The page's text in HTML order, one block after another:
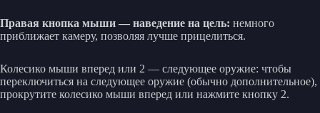
Правая кнопка мыши — наведение на цель: немного
приближает камеру, позволяя лучше прицелиться.
Колесико мыши вперед или 2 — следующее оружие: чтобы
переключиться на следующее оружие (обычно дополнительное),
прокрутите колесико мыши вперед или нажмите кнопку 2.